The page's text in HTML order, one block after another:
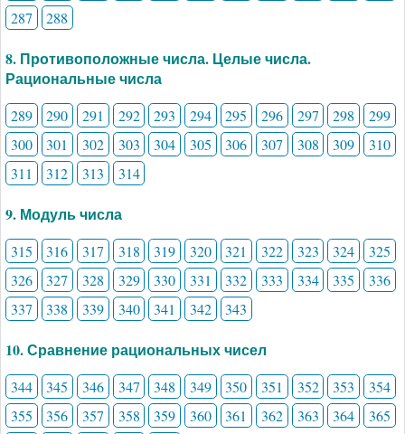
287
288
8. Противоположные числа. Целые числа.
Рациональные числа
289 290 291 292 293 294 295 296 297 298
299
300
301 302 303 304 305 306 307 308 309
310
311
312 313 314
9. Модуль числа
315 316 317 318 319 320 321 322 323 324
325
326
327 328 329 330 331 332 333 334 335
336
337
338 339 340 341 342 343
10. Сравнение рациональных чисел
344 345 346 347 348 349 350 351 352 353
354
355
356 357 358 359 360 361 362 363 364
365